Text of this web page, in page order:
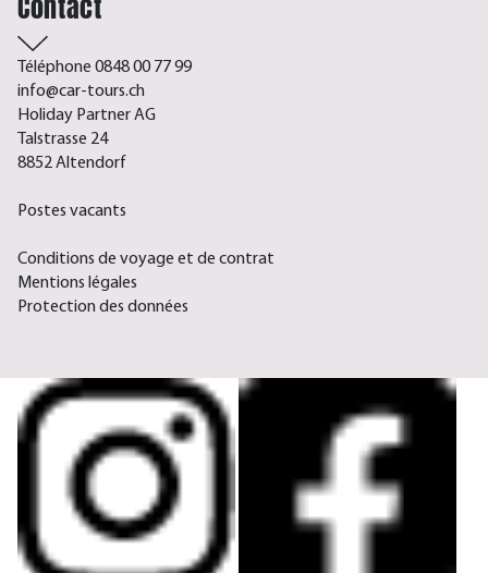
Téléphone 0848 00 77 99
info@car-tours.ch
Holiday Partner AG
Talstrasse 24
8852 Altendorf
Postes vacants
Conditions de voyage et de contrat
Mentions légales
Protection des données